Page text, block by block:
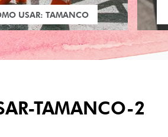
USAR: TAMANCO
TAMANCO-2